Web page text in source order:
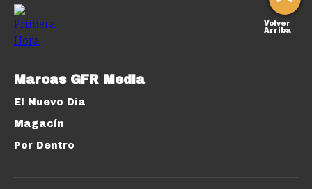
Volver
Arriba
Marcas GFR Media
El Nuevo Día
Magacín
Por Dentro